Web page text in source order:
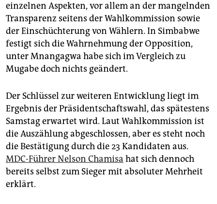
einzelnen Aspekten, vor allem an der mangelnden
Transparenz seitens der Wahlkommission sowie
der Einschüchterung von Wählern. In Simbabwe
festigt sich die Wahrnehmung der Opposition,
unter Mnangagwa habe sich im Vergleich zu
Mugabe doch nichts geändert.
Der Schlüssel zur weiteren Entwicklung liegt im
Ergebnis der Präsidentschaftswahl, das spätestens
Samstag erwartet wird. Laut Wahlkommission ist
die Auszählung abgeschlossen, aber es steht noch
die Bestätigung durch die 23 Kandidaten aus.
MDC-Führer Nelson Chamisa hat sich dennoch
bereits selbst zum ­Sieger mit absoluter Mehrheit
erklärt.